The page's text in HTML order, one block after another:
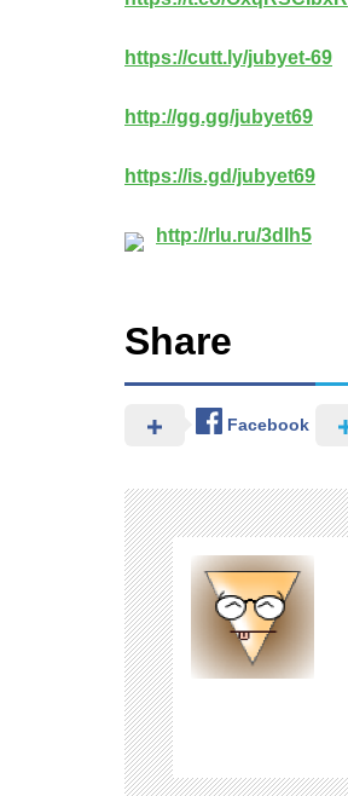
https://cutt.ly/jubyet-69
http://gg.gg/jubyet69
https://is.gd/jubyet69
http://rlu.ru/3dIh5
Share
Facebook